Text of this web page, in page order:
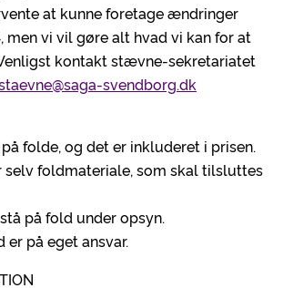
at kunne foretage ændringer
men vi vil gøre alt hvad vi kan for at
kontakt stævne-sekretariatet
svendborg.dk
folde, og det er inkluderet i prisen.
selv foldmateriale, som skal tilsluttes
på fold under opsyn.
er på eget ansvar.